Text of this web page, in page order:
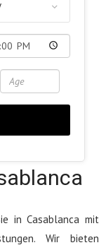
in Casablanca mit
Wir bieten